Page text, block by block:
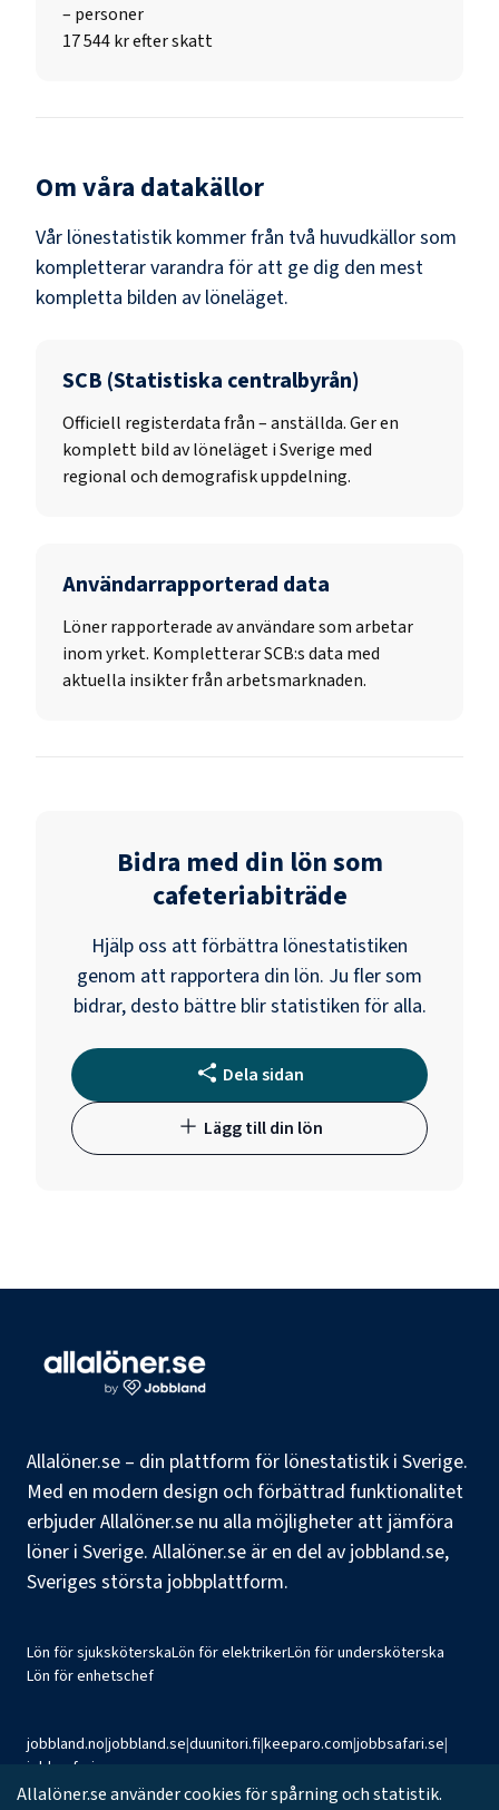
– personer
17 544 kr efter skatt
Om våra datakällor
Vår lönestatistik kommer från två huvudkällor som
kompletterar varandra för att ge dig den mest
kompletta bilden av löneläget.
SCB (Statistiska centralbyrån)
Officiell registerdata från–anställda. Ger en
komplett bild av löneläget i Sverige med
regional och demografisk uppdelning.
Användarrapporterad data
Löner rapporterade av användare som arbetar
inom yrket. Kompletterar SCB:s data med
aktuella insikter från arbetsmarknaden.
Bidra med din lön som
cafeteriabiträde
Hjälp oss att förbättra lönestatistiken
genom att rapportera din lön. Ju fler som
bidrar, desto bättre blir statistiken för alla.
Dela sidan
Lägg till din lön
Allalöner.se – din plattform för lönestatistik i Sverige.
Med en modern design och förbättrad funktionalitet
erbjuder Allalöner.se nu alla möjligheter att jämföra
löner i Sverige. Allalöner.se är en del av jobbland.se,
Sveriges största jobbplattform.
Lön för sjuksköterskaLön för elektrikerLön för undersköterska
Lön för enhetschef
jobbland.no|jobbland.se|duunitori.fi|keeparo.com|jobbsafari.se|
jobbsafari.no
Allalöner.se använder cookies för spårning och statistik.